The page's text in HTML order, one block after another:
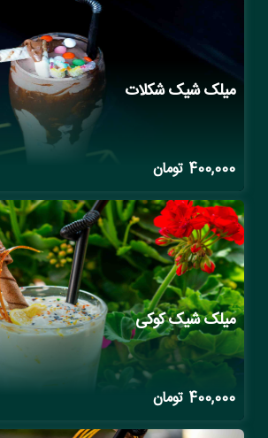
میلک شیک شکلات
400,000 تومان
میلک شیک کوکی
400,000 تومان